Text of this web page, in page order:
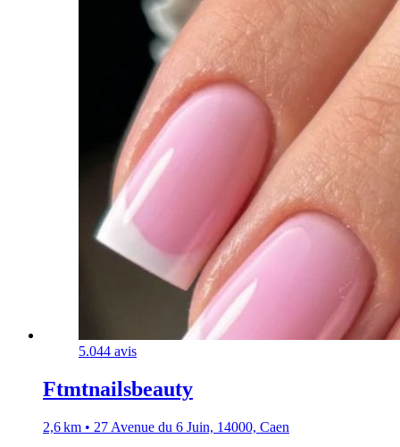
5.044 avis
Ftmtnailsbeauty
2,6 km • 27 Avenue du 6 Juin, 14000, Caen